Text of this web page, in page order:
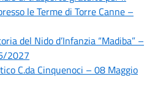
le Terme di Torre Canne –
del Nido d’Infanzia “Madiba” –
2027
C.da Cinquenoci – 08 Maggio